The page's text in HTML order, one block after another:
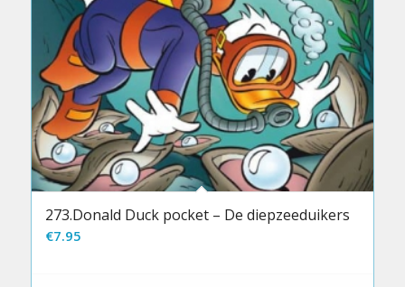
273.Donald Duck pocket – De diepzeeduikers
€7.95